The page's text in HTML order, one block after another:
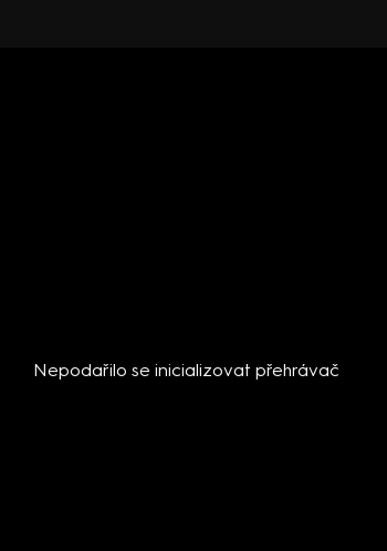
Nepodařilo se inicializovat přehrávač